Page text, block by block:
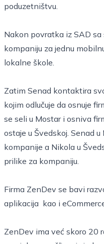
poduzetništvu.
Nakon povratka iz SAD
kompaniju za jednu
lokalne škole.
Zatim Senad kontaktira
kojim odlučuje da osnuje
se seli u Mostar i osniva
ostaje u Švedskoj. Senad
kompanije a Nikola u
prilike za kompaniju.
Firma ZenDev se bavi
aplikacija kao i
ZenDev ima već skoro 20